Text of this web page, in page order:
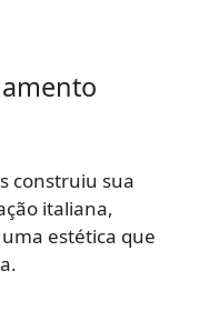
construiu sua
italiana,
estética que